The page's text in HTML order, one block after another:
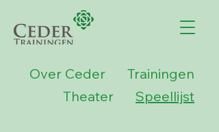
Over Ceder
Trainingen
Theater
Speellijst